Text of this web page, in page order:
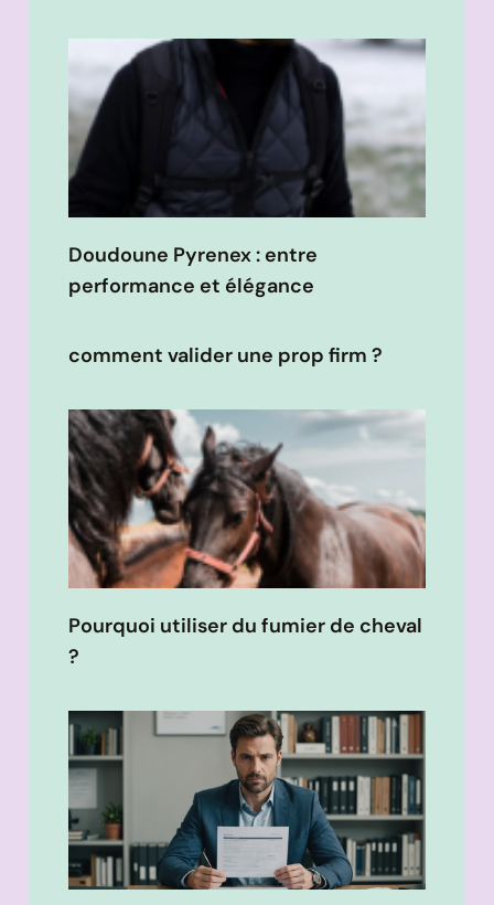
Doudoune Pyrenex : entre
performance et élégance
comment valider une prop firm ?
Pourquoi utiliser du fumier de cheval
?